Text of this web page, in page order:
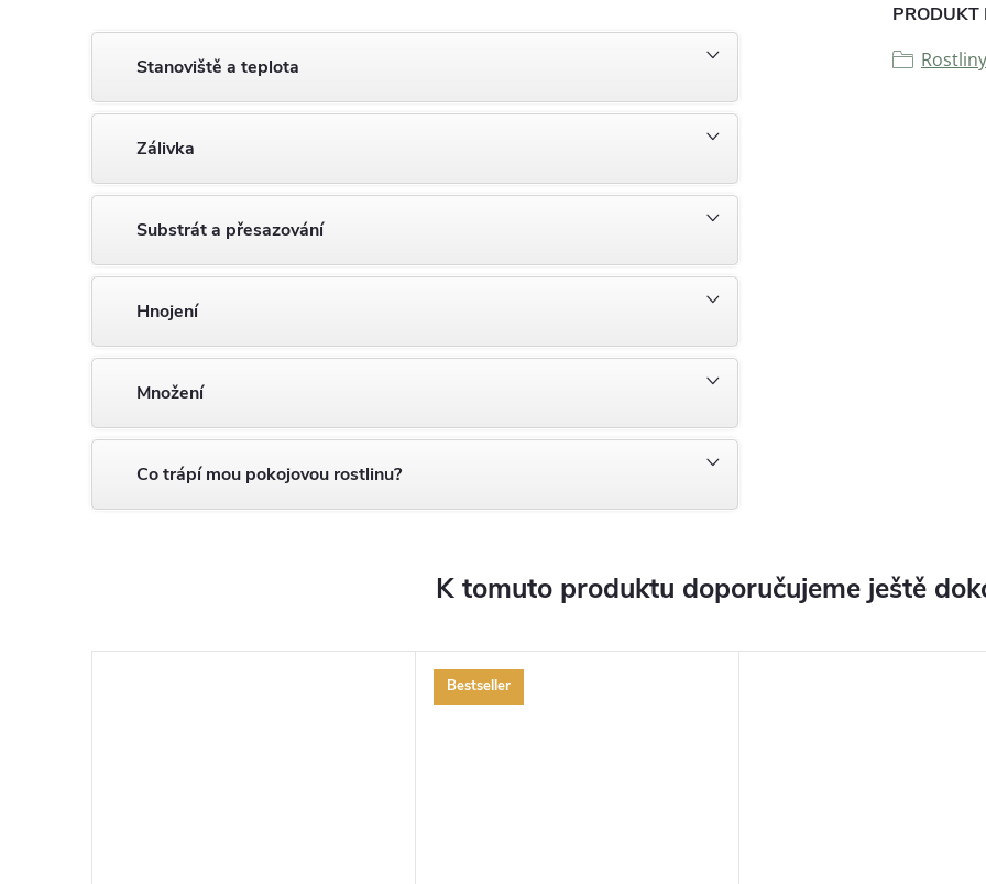
Stanoviště a teplota
Zálivka
Substrát a přesazování
Hnojení
Množení
Co trápí mou pokojovou rostlinu?
PRODUKT
K tomuto produktu doporučujeme ještě
Bestseller